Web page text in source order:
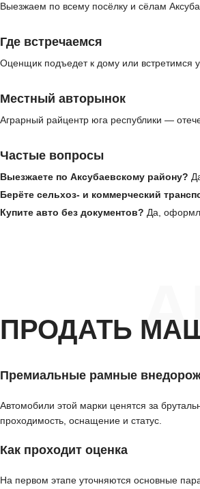
Выезжаем по всему посёлку и сёлам
Где встречаемся
Оценщик подъедет к дому или встретимся
Местный авторынок
Аграрный райцентр юга республики —
Частые вопросы
Выезжаете по Аксубаевскому району?
Берёте сельхоз- и коммерческий
Купите авто без документов? Да,
ПРОДАТЬ
Премиальные рамные
Автомобили этой марки ценятся за
проходимость, оснащение и статус.
Как проходит оценка
На первом этапе уточняются основные